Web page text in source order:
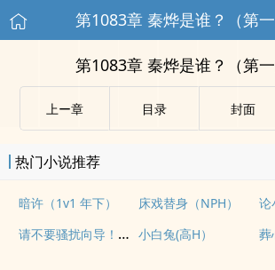
第1083章 秦烨是谁？（第一
第1083章 秦烨是谁？（第一
上ー章 目录 封面
热门小说推荐
暗许（1v1 年下） 床戏替身（NPH）
请不要骚扰向导！（哨向NPH） 小白兔(高H） 葬